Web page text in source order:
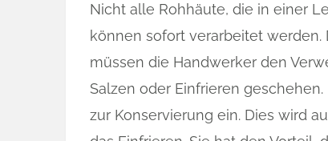
Nicht alle Rohhäute, die in einer
können sofort verarbeitet werden.
müssen die Handwerker den
Salzen oder Einfrieren
zur Konservierung ein. Dies wird